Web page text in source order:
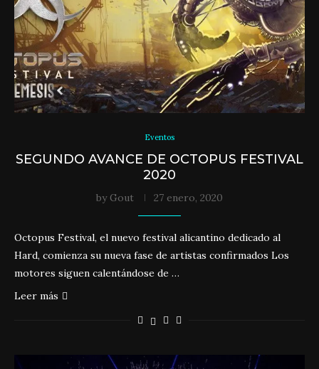
Eventos
SEGUNDO AVANCE DE OCTOPUS FESTIVAL
2020
by Gout 27 enero, 2020
Octopus Festival, el nuevo festival alicantino dedicado al
Hard, comienza su nueva fase de artistas confirmados Los
motores siguen calentándose de …
Leer más